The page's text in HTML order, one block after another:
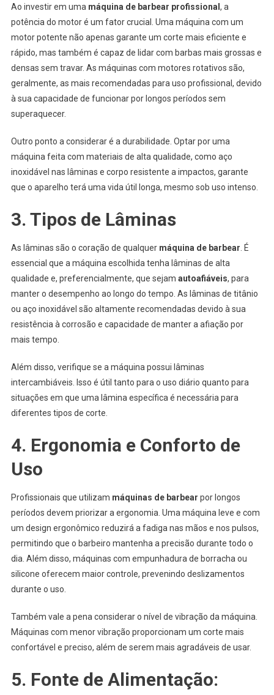
Ao investir em uma máquina de barbear profissional , a
potência do motor é um fator crucial. Uma máquina com um
motor potente não apenas garante um corte mais eficiente e
rápido, mas também é capaz de lidar com barbas mais grossas e
densas sem travar. As máquinas com motores rotativos são,
geralmente, as mais recomendadas para uso profissional, devido
à sua capacidade de funcionar por longos períodos sem
superaquecer.
Outro ponto a considerar é a durabilidade. Optar por uma
máquina feita com materiais de alta qualidade, como aço
inoxidável nas lâminas e corpo resistente a impactos, garante
que o aparelho terá uma vida útil longa, mesmo sob uso intenso.
3. Tipos de Lâminas
As lâminas são o coração de qualquer máquina de barbear . É
essencial que a máquina escolhida tenha lâminas de alta
qualidade e, preferencialmente, que sejam autoafiáveis, para
manter o desempenho ao longo do tempo. As lâminas de titânio
ou aço inoxidável são altamente recomendadas devido à sua
resistência à corrosão e capacidade de manter a afiação por
mais tempo.
Além disso, verifique se a máquina possui lâminas
intercambiáveis. Isso é útil tanto para o uso diário quanto para
situações em que uma lâmina específica é necessária para
diferentes tipos de corte.
4. Ergonomia e Conforto de
Uso
Profissionais que utilizam máquinas de barbear por longos
períodos devem priorizar a ergonomia. Uma máquina leve e com
um design ergonômico reduzirá a fadiga nas mãos e nos pulsos,
permitindo que o barbeiro mantenha a precisão durante todo o
dia. Além disso, máquinas com empunhadura de borracha ou
silicone oferecem maior controle, prevenindo deslizamentos
durante o uso.
Também vale a pena considerar o nível de vibração da máquina.
Máquinas com menor vibração proporcionam um corte mais
confortável e preciso, além de serem mais agradáveis de usar.
5. Fonte de Alimentação: